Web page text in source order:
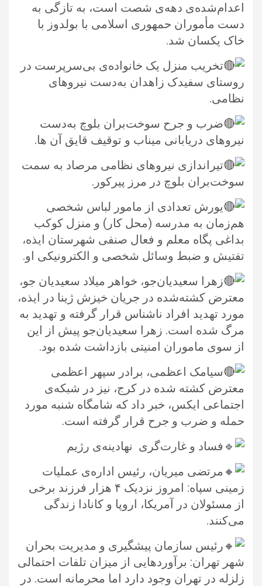
اعدام‌شده‌ی دهه‌ی شصت است، به تازگی به
دست مأموران ‏حمهوری اسلامی با بولدوز با
خاک یکسان شد.‏
تخریب منزل یک خانواده‌ی بی‌سرپرست در
روستای سفیدک زاهدان به‌دست نیروهای
نظامی.‏
ضرب و جرح سوخت‌بران بلوچ به‌دست
نیروهای دریابانی میناب و توقیف قایق‌ آن ها.‏
تیراندازی نیروهای نظامی مرصاد به سمت
سوخت‌بران بلوچ در مرز پیرکور.‏
یورش تعدادی از مامور لباس شخصی
هم‌زمان به مدرسه (محل کار) و منزل کوکب
بداغی پگاه معلم و فعال صنفی شهرستان ایذه،
تفتیش و ‏ضبط وسائل شخصی و الکترونیکی او.‏
زهرا سعیدیان‌جو، خواهر میلاد سعیدیان‌ جو،
معترض کشته‌شده در جریان خیزش ژینا در ایذه،
مورد تهدید افراد ناشناس قرار گرفته و ‏تهدید به
مرگ شده است. زهرا سعیدیان‌جو پیش از این
از سوی ماموران امنیتی بازداشت شده بود.‏
سیامک اعظمی، برادر سپهر اعظمی
معترض کشته شده در کرج، نیز در شبکه‌ی
اجتماعی ایکس، خبر داد که شامگاه شنبه مورد
حمله و ‏ضرب و جرح قرار گرفته است.‏
فساد و غارت‌گری ‏ نهادینه‌ی رژیم ‏
مرتضی میریان، رئیس اداره‌ی عملیات
زمینی سپاه: امروز نزدیک ۴ هزار فرزند برخی
از مسئولان در آمریکا، اروپا و کانادا زندگی
‏می‌کنند.‏
رئیس سازمان پیشگیری و مدیریت بحران
شهر تهران: برآوردهایی از میزان تلفات احتمالی
زلزله در تهران وجود دارد اما محرمانه است. ‏در